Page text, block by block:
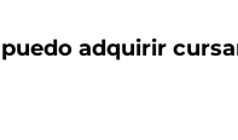
adquirir